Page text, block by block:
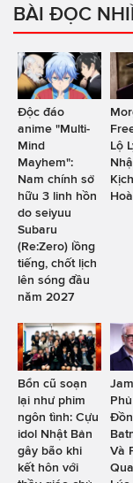
BÀI ĐỌC
Độc đáo
anime "Multi-
Mind
Mayhem":
Nam chính sở
hữu 3 linh hồn
do seiyuu
Subaru
(Re:Zero) lồng
tiếng, chốt lịch
lên sóng đầu
năm 2027
Lộ
Bổn cũ soạn
lại như phim
ngôn tình: Cựu
idol Nhật Bản
gây bão khi
kết hôn với
Và